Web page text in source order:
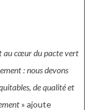
au cœur du pacte vert
: nous devons
de qualité et
» ajoute